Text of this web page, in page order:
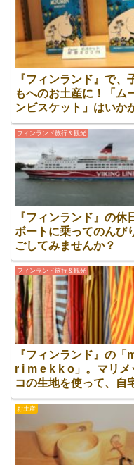
『フィンランド』で、
もへのお土産に！「ム
ンビスケット」はいか
フィンランド旅行＆観光
『フィンランド』の休
ボートに乗ってのんび
ごしてみませんか？
フィンランド旅行＆観光
『フィンランド』の「
r i m e k k o」。マリメ
コの生地を使って、自
インテリアをセンスア
プ！
お土産